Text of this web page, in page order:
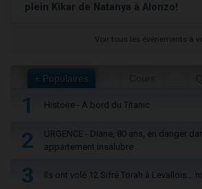
plein Kikar de Natanya à Alonzo!
Voir tous les événements à
+ Populaires
1 Histoire - À bord du Titanic
2
URGENCE - Diane, 80 ans, en danger
appartement insalubre
3 Ils ont volé 12 Sifré Torah à Levallois…